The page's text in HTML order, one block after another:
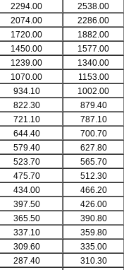
2294.00
2538.00
2074.00
2286.00
1720.00
1882.00
1450.00
1577.00
1239.00
1340.00
1070.00
1153.00
934.10
1002.00
822.30
879.40
721.10
787.10
644.40
700.70
579.40
627.80
523.70
565.70
475.70
512.30
434.00
466.20
397.50
426.00
365.50
390.80
337.10
359.80
309.60
335.00
287.40
310.30